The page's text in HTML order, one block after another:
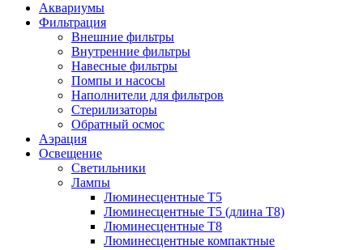
Аквариумы
Фильтрация
Внешние фильтры
Внутренние фильтры
Навесные фильтры
Помпы и насосы
Наполнители для фильтров
Стерилизаторы
Обратный осмос
Аэрация
Освещение
Светильники
Лампы
Люминесцентные T5
Люминесцентные T5 (длина T8)
Люминесцентные T8
Люминесцентные компактные